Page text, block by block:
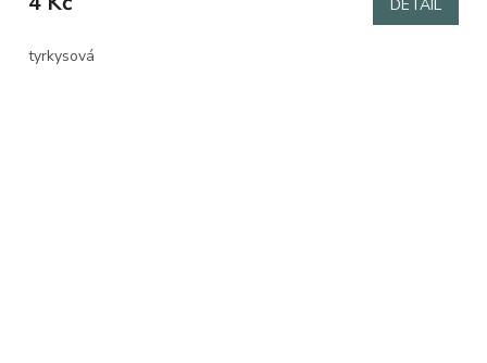
DETAIL
tyrkysová